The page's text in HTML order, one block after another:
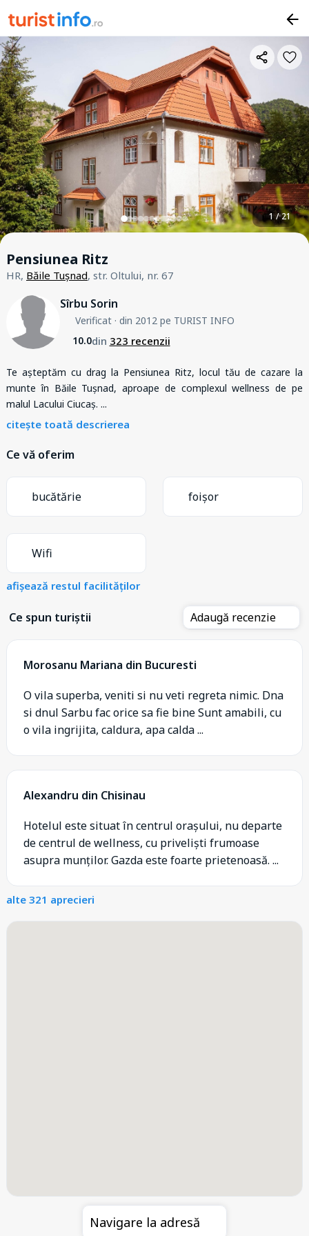
1 / 21
Pensiunea Ritz
HR, Băile Tușnad, str. Oltului, nr. 67
Sîrbu Sorin
Verificat· din 2012 pe TURIST INFO
10.0din 323 recenzii
Te așteptăm cu drag la Pensiunea Ritz, locul tău de cazare la
munte în Băile Tușnad, aproape de complexul wellness de pe
malul Lacului Ciucaș. ...
citește toată descrierea
Ce vă oferim
bucătărie foișor
Wifi
afișează restul facilităților
Ce spun turiștii Adaugă recenzie
Morosanu Mariana din Bucuresti
O vila superba, veniti si nu veti regreta nimic. Dna
si dnul Sarbu fac orice sa fie bine Sunt amabili, cu
o vila ingrijita, caldura, apa calda ...
Alexandru din Chisinau
Hotelul este situat în centrul orașului, nu departe
de centrul de wellness, cu priveliști frumoase
asupra munților. Gazda este foarte prietenoasă. ...
alte 321 aprecieri
Navigare la adresă